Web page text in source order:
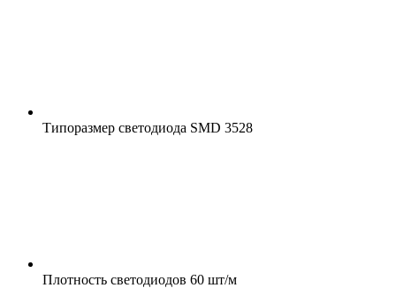
Типоразмер светодиода SMD 3528
Плотность светодиодов 60 шт/м